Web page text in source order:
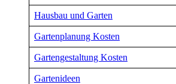
Hausbau und Garten
Gartenplanung Kosten
Gartengestaltung Kosten
Gartenideen